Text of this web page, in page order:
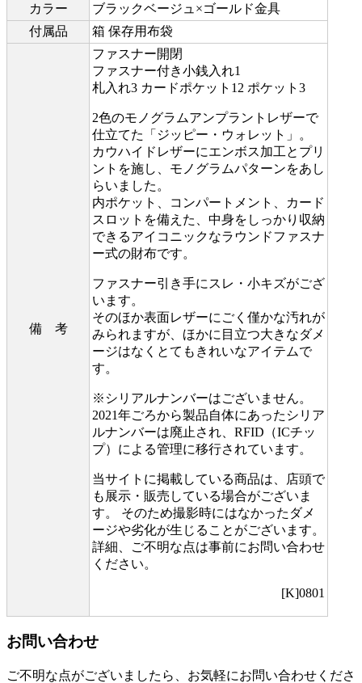
カラー
ブラックベージュ×ゴールド金具
付属品
箱 保存用布袋
備 考
ファスナー開閉
ファスナー付き小銭入れ1
札入れ3 カードポケット12 ポケット3
2色のモノグラムアンプラントレザーで
仕立てた「ジッピー・ウォレット」。
カウハイドレザーにエンボス加工とプリ
ントを施し、モノグラムパターンをあし
らいました。
内ポケット、コンパートメント、カード
スロットを備えた、中身をしっかり収納
できるアイコニックなラウンドファスナ
ー式の財布です。
ファスナー引き手にスレ・小キズがござ
います。
そのほか表面レザーにごく僅かな汚れが
みられますが、ほかに目立つ大きなダメ
ージはなくとてもきれいなアイテムで
す。
※シリアルナンバーはございません。
2021年ごろから製品自体にあったシリア
ルナンバーは廃止され、RFID（ICチッ
プ）による管理に移行されています。
当サイトに掲載している商品は、店頭で
も展示・販売している場合がございま
す。 そのため撮影時にはなかったダメ
ージや劣化が生じることがございます。
詳細、ご不明な点は事前にお問い合わせ
ください。
[K]0801
お問い合わせ
ご不明な点がございましたら、お気軽にお問い合わせくださ